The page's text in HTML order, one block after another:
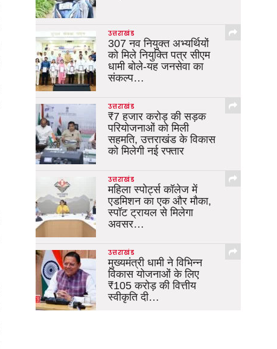
उत्तराखंड
307 नव नियुक्त अभ्यर्थियों
को मिले नियुक्ति पत्र सीएम
धामी बोले-यह जनसेवा का
संकल्प…
उत्तराखंड
₹7 हजार करोड़ की सड़क
परियोजनाओं को मिली
सहमति, उत्तराखंड के विकास
को मिलेगी नई रफ्तार
उत्तराखंड
महिला स्पोर्ट्स कॉलेज में
एडमिशन का एक और मौका,
स्पॉट ट्रायल से मिलेगा
अवसर…
उत्तराखंड
मुख्यमंत्री धामी ने विभिन्न
विकास योजनाओं के लिए
₹105 करोड़ की वित्तीय
स्वीकृति दी…